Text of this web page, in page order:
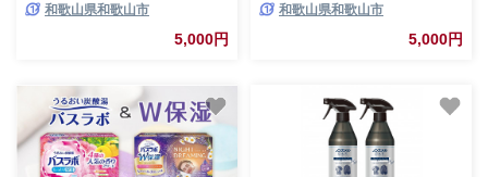
和歌山県和歌山市
5,000円
和歌山県和歌山市
5,000円